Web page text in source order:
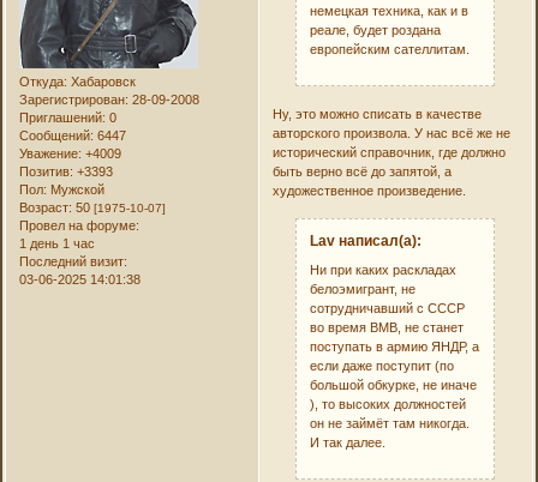
Откуда: Хабаровск
Зарегистрирован: 28-09-2008
Приглашений: 0
Сообщений: 6447
Уважение: +4009
Позитив: +3393
Пол: Мужской
Возраст: 50[1975-10-07]
Провел на форуме:
1 день 1 час
Последний визит:
03-06-2025 14:01:38
немецкая техника, как и в
реале, будет роздана
европейским сателлитам.
Ну, это можно списать в качестве
авторского произвола. У нас всё же не
исторический справочник, где должно
быть верно всё до запятой, а
художественное произведение.
Lav написал(а):
Ни при каких раскладах
белоэмигрант, не
сотрудничавший с СССР
во время ВМВ, не станет
поступать в армию ЯНДР, а
если даже поступит (по
большой обкурке, не иначе
), то высоких должностей
он не займёт там никогда.
И так далее.